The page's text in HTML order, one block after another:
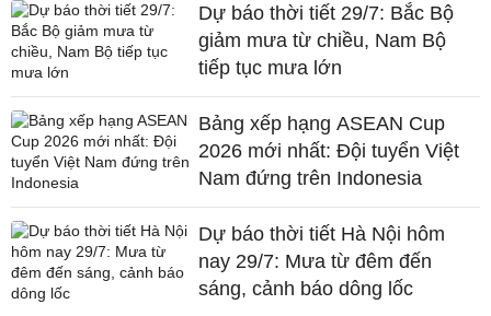
Dự báo thời tiết 29/7: Bắc Bộ
giảm mưa từ chiều, Nam Bộ
tiếp tục mưa lớn
Bảng xếp hạng ASEAN Cup
2026 mới nhất: Đội tuyển Việt
Nam đứng trên Indonesia
Dự báo thời tiết Hà Nội hôm
nay 29/7: Mưa từ đêm đến
sáng, cảnh báo dông lốc